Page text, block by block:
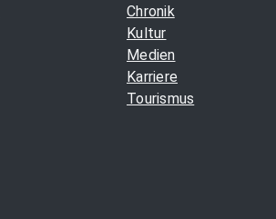
Chronik
Kultur
Medien
Karriere
Tourismus